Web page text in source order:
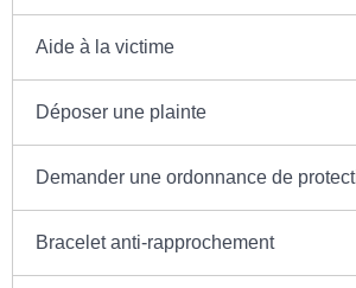
Aide à la victime
Déposer une plainte
Demander une ordonnance de
Bracelet anti-rapprochement